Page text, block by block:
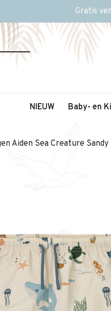
Gratis
NIEUW Baby- en
Aiden Sea Creature Sandy